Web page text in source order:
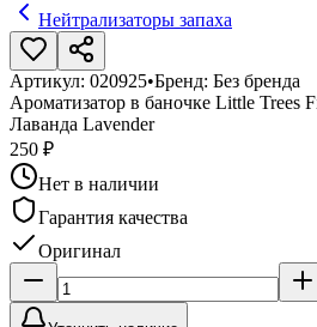
Нейтрализаторы запаха
Артикул: 020925•Бренд: Без бренда
Ароматизатор в баночке Little Trees
Лаванда Lavender
250 ₽
Нет в наличии
Гарантия качества
Оригинал